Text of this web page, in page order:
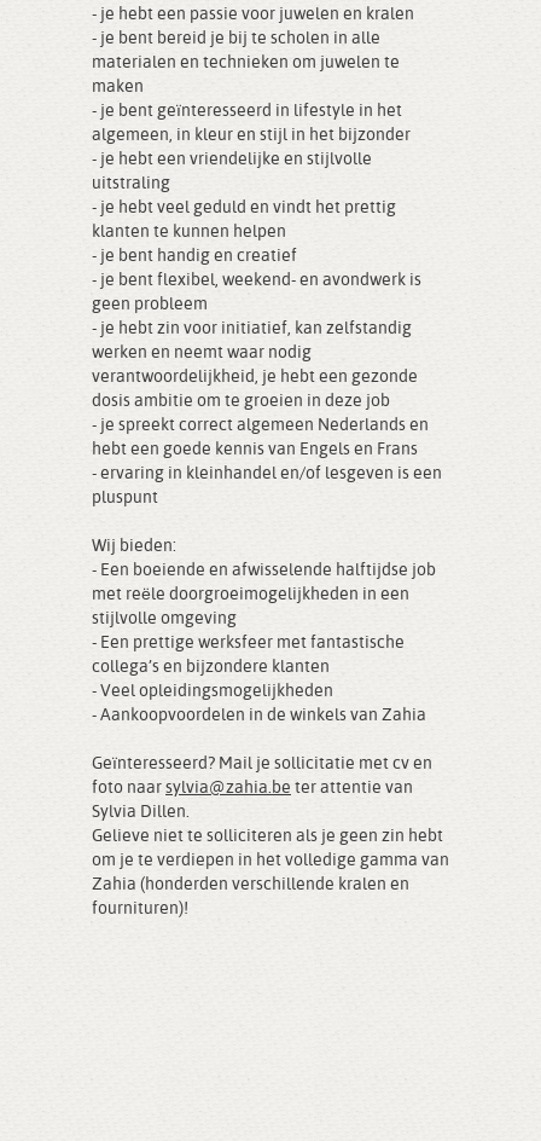
- je hebt een passie voor juwelen en kralen
- je bent bereid je bij te scholen in alle
materialen en technieken om juwelen te
maken
- je bent geïnteresseerd in lifestyle in het
algemeen, in kleur en stijl in het bijzonder
- je hebt een vriendelijke en stijlvolle
uitstraling
- je hebt veel geduld en vindt het prettig
klanten te kunnen helpen
- je bent handig en creatief
- je bent flexibel, weekend- en avondwerk is
geen probleem
- je hebt zin voor initiatief, kan zelfstandig
werken en neemt waar nodig
verantwoordelijkheid, je hebt een gezonde
dosis ambitie om te groeien in deze job
- je spreekt correct algemeen Nederlands en
hebt een goede kennis van Engels en Frans
- ervaring in kleinhandel en/of lesgeven is een
pluspunt
Wij bieden:
- Een boeiende en afwisselende halftijdse job
met reële doorgroeimogelijkheden in een
stijlvolle omgeving
- Een prettige werksfeer met fantastische
collega’s en bijzondere klanten
- Veel opleidingsmogelijkheden
- Aankoopvoordelen in de winkels van Zahia
Geïnteresseerd? Mail je sollicitatie met cv en
foto naar sylvia@zahia.be ter attentie van
Sylvia Dillen.
Gelieve niet te solliciteren als je geen zin hebt
om je te verdiepen in het volledige gamma van
Zahia (honderden verschillende kralen en
fournituren)!